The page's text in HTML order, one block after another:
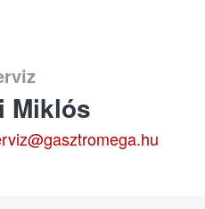
Miklós